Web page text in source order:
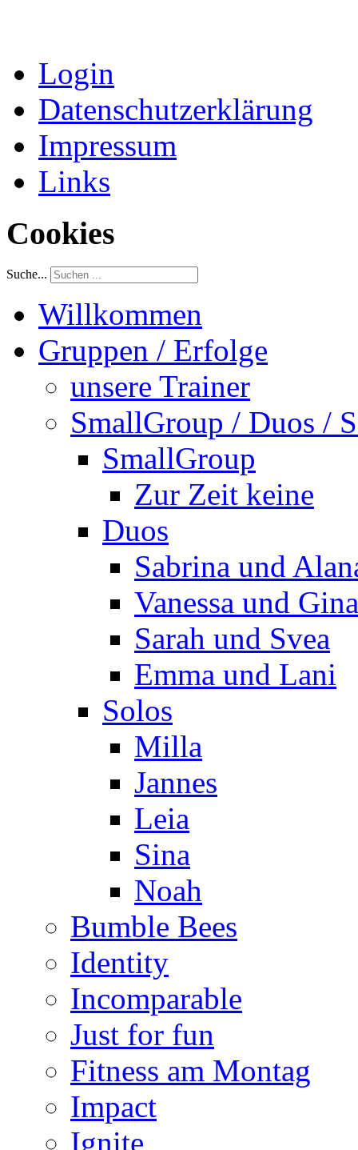
Login
Datenschutzerklärung
Impressum
Links
Cookies
Suche...
Willkommen
Gruppen / Erfolge
unsere Trainer
SmallGroup / Duos /
SmallGroup
Zur Zeit keine
Duos
Sabrina und
Vanessa und Gina
Sarah und Svea
Emma und Lani
Solos
Milla
Jannes
Leia
Sina
Noah
Bumble Bees
Identity
Incomparable
Just for fun
Fitness am Montag
Impact
Ignite